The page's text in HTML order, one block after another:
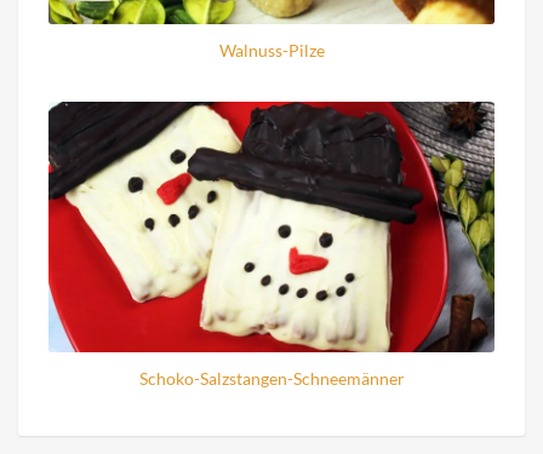
Walnuss-Pilze
Schoko-Salzstangen-Schneemänner